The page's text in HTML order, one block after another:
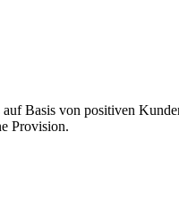
Basis von positiven
Provision.